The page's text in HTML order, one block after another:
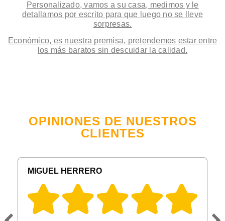
Personalizado, vamos a su casa, medimos y le
detallamos por escrito para que luego no se lleve
sorpresas.
Económico, es nuestra premisa, pretendemos estar entre
los más baratos sin descuidar la calidad.
OPINIONES DE NUESTROS
CLIENTES
MIGUEL HERRERO